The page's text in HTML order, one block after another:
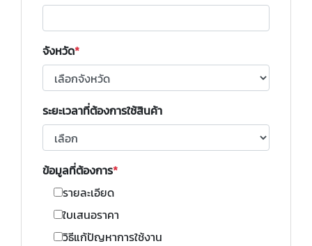
จังหวัด
ระยะเวลาที่ต้องการใช้สินค้า
ข้อมูลที่ต้องการ
รายละเอียด
ใบเสนอราคา
วิธีแก้ปัญหาการใช้งาน